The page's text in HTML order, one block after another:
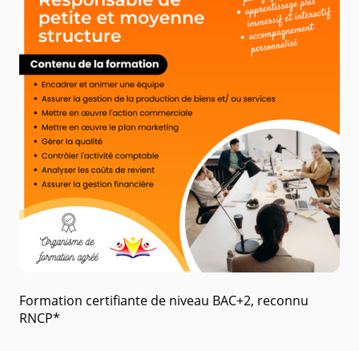
Formation certifiante de niveau BAC+2, reconnu
RNCP*